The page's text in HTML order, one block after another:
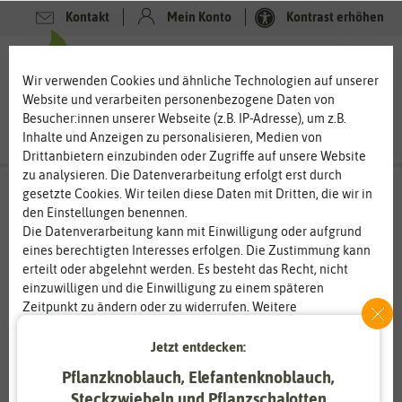
Kontakt Mein Konto Kontrast erhöhen
-80%
Wir verwenden Cookies und ähnliche Technologien auf unserer
Website und verarbeiten personenbezogene Daten von
Besucher:innen unserer Webseite (z.B. IP-Adresse), um z.B.
Inhalte und Anzeigen zu personalisieren, Medien von
Drittanbietern einzubinden oder Zugriffe auf unsere Website
zu analysieren. Die Datenverarbeitung erfolgt erst durch
gesetzte Cookies. Wir teilen diese Daten mit Dritten, die wir in
den Einstellungen benennen.
Die Datenverarbeitung kann mit Einwilligung oder aufgrund
eines berechtigten Interesses erfolgen. Die Zustimmung kann
erteilt oder abgelehnt werden. Es besteht das Recht, nicht
einzuwilligen und die Einwilligung zu einem späteren
Zeitpunkt zu ändern oder zu widerrufen. Weitere
Informationen zur Verwendung personenbezogener Daten und
den Diensten erklären wir in unsererDaten­schutz­erklärung
Essenziell Statistik
Jetzt entdecken:
Pflanzknoblauch, Elefantenknoblauch,